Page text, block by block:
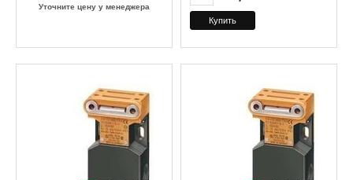
Уточните цену у менеджера